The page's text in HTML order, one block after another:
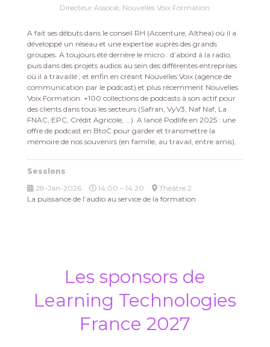
Directeur Associé, Nouvelles Voix Formation
A fait ses débuts dans le conseil RH (Accenture, Althea) où il a
développé un réseau et une expertise auprès des grands
groupes. A toujours été derrière le micro : d’abord à la radio,
puis dans des projets audios au sein des différentes entreprises
où il a travaillé ; et enfin en créant Nouvelles Voix (agence de
communication par le podcast) et plus récemment Nouvelles
Voix Formation. +100 collections de podcasts à son actif pour
des clients dans tous les secteurs (Safran, VyV3, Naf Naf, La
FNAC, EPC, Crédit Agricole, ...). A lancé Podlife en 2025 : une
offre de podcast en BtoC pour garder et transmettre la
mémoire de nos souvenirs (en famille, au travail, entre amis).
Sessions
28-Jan-2026
14:00 – 14:20
Théâtre 2
La puissance de l’audio au service de la formation
Les sponsors de
Learning Technologies
France 2027